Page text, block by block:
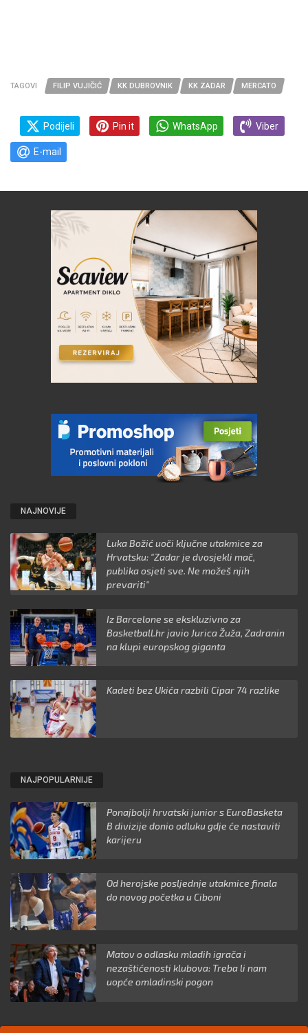
TAGOVI FILIP VUJIČIĆ KK DUBROVNIK KK ZADAR MERCATO
Podijeli Pin it WhatsApp Viber
E-mail
NAJNOVIJE
Luka Božić uoči ključne utakmice za
Hrvatsku: "Zadar je dvosjekli mač,
publika osjeti sve. Ne možeš njih
prevariti"
Iz Barcelone se ekskluzivno za
Basketball.hr javio Jurica Žuža, Zadranin
na klupi europskog giganta
Kadeti bez Ukića razbili Cipar 74 razlike
NAJPOPULARNIJE
Ponajbolji hrvatski junior s EuroBasketa
B divizije donio odluku gdje će nastaviti
karijeru
Od herojske posljednje utakmice finala
do novog početka u Ciboni
Matov o odlasku mladih igrača i
nezaštićenosti klubova: Treba li nam
uopće omladinski pogon